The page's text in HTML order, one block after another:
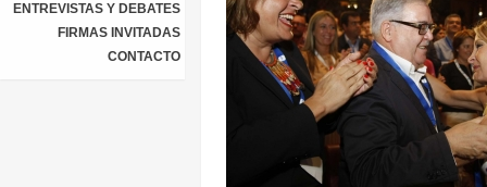
ENTREVISTAS Y DEBATES
FIRMAS INVITADAS
CONTACTO